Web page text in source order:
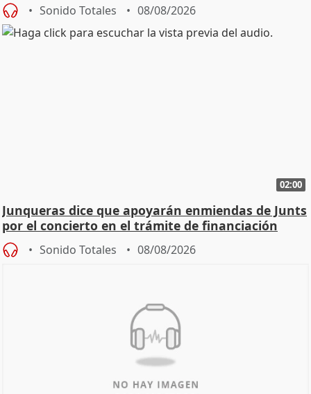
Sonido Totales 08/08/2026
02:00
Junqueras dice que apoyarán enmiendas de Junts
por el concierto en el trámite de financiación
Sonido Totales 08/08/2026